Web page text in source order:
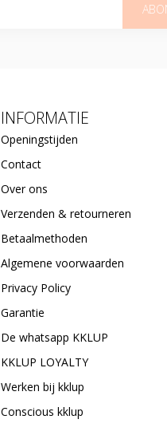
INFORMATIE
Openingstijden
Contact
Over ons
Verzenden & retourneren
Betaalmethoden
Algemene voorwaarden
Privacy Policy
Garantie
De whatsapp KKLUP
KKLUP LOYALTY
Werken bij kklup
Conscious kklup